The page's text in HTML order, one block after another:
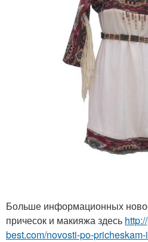
Больше информационных
причесок и макияжа здесь
best.com/novosti-po-